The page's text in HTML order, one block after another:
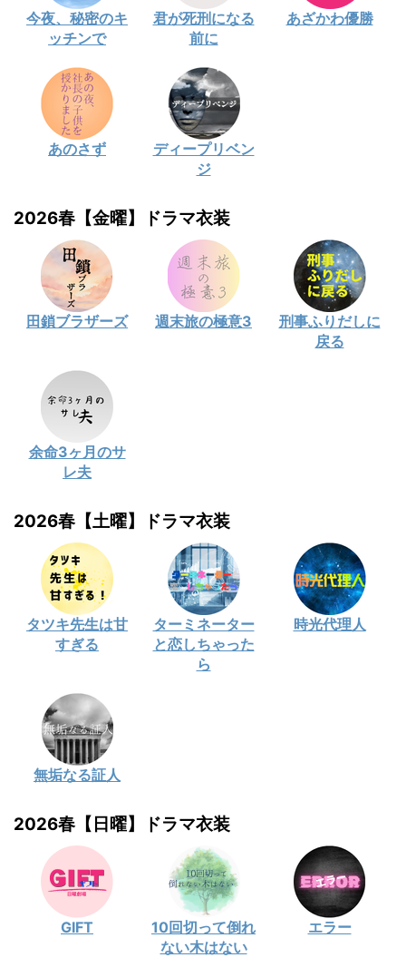
今夜、秘密のキ
ッチンで
君が死刑になる
前に
あざかわ優勝
あのさず
ディープリベン
ジ
2026春【金曜】ドラマ衣装
田鎖ブラザーズ 週末旅の極意3
刑事ふりだしに
戻る
余命3ヶ月のサ
レ夫
2026春【土曜】ドラマ衣装
タツキ先生は甘
すぎる
ターミネーター
と恋しちゃった
ら
時光代理人
無垢なる証人
2026春【日曜】ドラマ衣装
GIFT
10回切って倒れ
ない木はない
エラー